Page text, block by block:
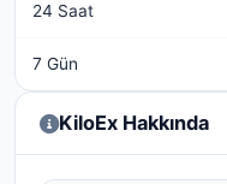
24 Saat
7 Gün
KiloEx Hakkında